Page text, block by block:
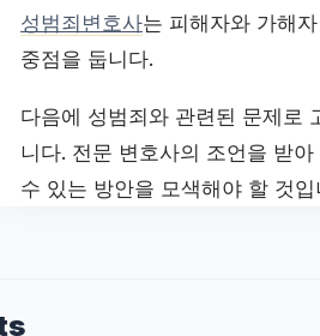
성범죄변호사는 피해자와 가해
중점을 둡니다.
다음에 성범죄와 관련된 문제로
니다. 전문 변호사의 조언을 받
수 있는 방안을 모색해야 할 것입